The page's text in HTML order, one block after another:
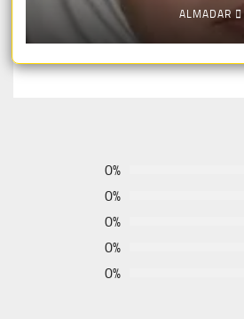
ALMADAR
0%
0%
0%
0%
0%